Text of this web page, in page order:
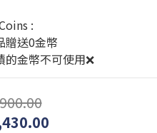
:
贈送0金幣
的金幣不可使用❌